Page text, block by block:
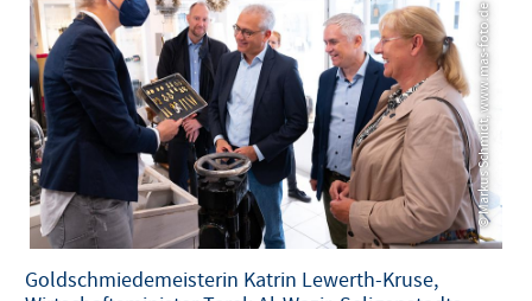
© Markus Schmidt, www.mas-foto.de
Goldschmiedemeisterin Katrin Lewerth-Kruse,